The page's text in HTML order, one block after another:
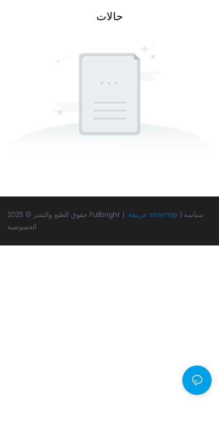
حالات
حقوق الطبع والنشر © 2025 Fullbright | خريطة sitemap | سياسة
الخصوصية